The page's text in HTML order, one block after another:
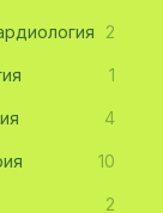
2
1
4
10
2